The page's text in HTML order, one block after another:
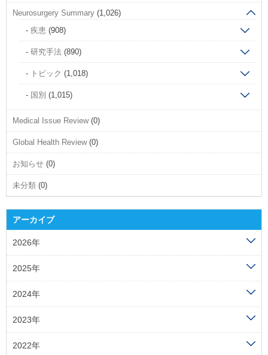
Neurosurgery Summary (1,026)
疾患 (908)
研究手法 (890)
トピック (1,018)
国別 (1,015)
Medical Issue Review(0)
Global Health Review(0)
お知らせ (0)
未分類 (0)
アーカイブ
2026年
2025年
2024年
2023年
2022年